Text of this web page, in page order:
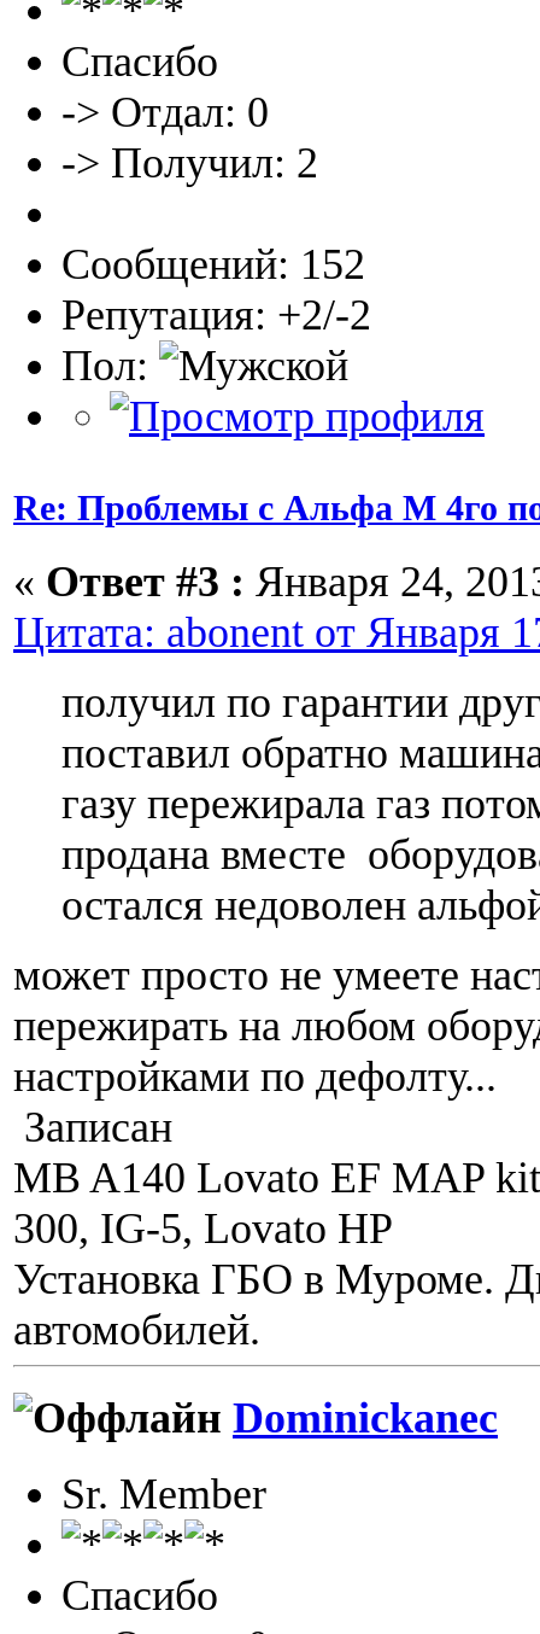
Спасибо
-> Отдал: 0
-> Получил: 2
Сообщений: 152
Репутация: +2/-2
Пол:
Re: Проблемы с Альфа М 4го
« Ответ #3 : Января 24,
Цитата: abonent от Января
получил по гарантии
поставил обратно
газу пережирала газ
продана вместе
остался недоволен
может просто не умеете
пережирать на любом
настройками по дефолту...
Записан
MB A140 Lovato EF MAP
300, IG-5, Lovato HP
Установка ГБО в Муроме.
автомобилей.
Dominickanec
Sr. Member
Спасибо